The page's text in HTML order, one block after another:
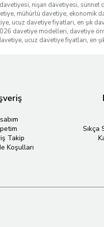
, nişan davetiyesi, sünnet
, mühürlü davetiye, ekonomik
, ucuz davetiye fiyatları, en şık
davetiye modelleri, davetiye
, ucuz davetiye fiyatları, en
Takip
Koşulları
Sıkça